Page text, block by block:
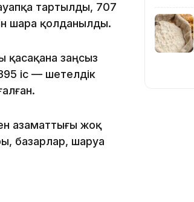
тартылды, 707
шара қолданылды.
заңсыз
іс — шетелдік
азаматтығы жоқ
базарлар, шаруа